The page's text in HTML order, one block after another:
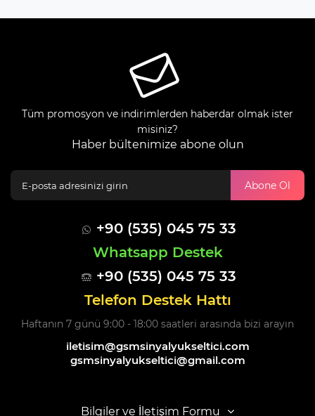
Tüm promosyon ve indirimlerden haberdar olmak ister
misiniz?
Haber bültenimize abone olun
Abone Ol
+90 (535) 045 75 33
Whatsapp Destek
+90 (535) 045 75 33
Telefon Destek Hattı
Haftanın 7 günü 9:00 - 18:00 saatleri arasında bizi arayın
iletisim@gsmsinyalyukseltici.com
gsmsinyalyukseltici@gmail.com
Bilgiler ve İletişim Formu